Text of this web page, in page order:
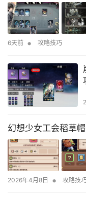
6天前 • 攻略技巧
幻想少女工会稻草帽
2026年4月8日 • 攻略技